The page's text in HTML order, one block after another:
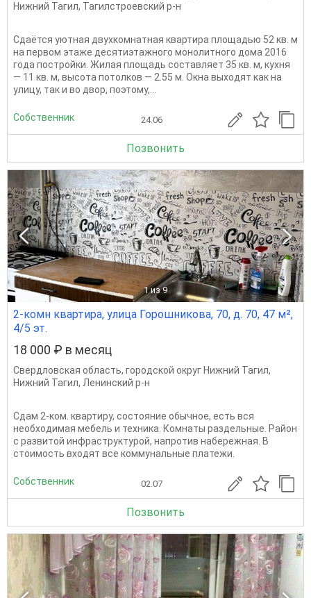
Нижний Тагил, Тагилстроевский р-н
Сдаётся уютная двухкомнатная квартира площадью 52 кв. м
на первом этаже десятиэтажного монолитного дома 2016
года постройки. Жилая площадь составляет 35 кв. м, кухня
— 11 кв. м, высота потолков — 2.55 м. Окна выходят как на
улицу, так и во двор, поэтому,...
Собственник 24.06
Позвонить
1 из 9
2-комн квартира, улица Горошникова, 70, д. 70, 47 м²,
4/5 эт.
18 000 ₽ в месяц
Свердловская область, городской округ Нижний Тагил,
Нижний Тагил, Ленинский р-н
Сдам 2-ком. квартиру, состояние обычное, есть вся
необходимая мебель и техника. Комнаты раздельные. Район
с развитой инфраструктурой, напротив набережная. В
стоимость входят все коммунальные платежи.
Собственник 02.07
Позвонить